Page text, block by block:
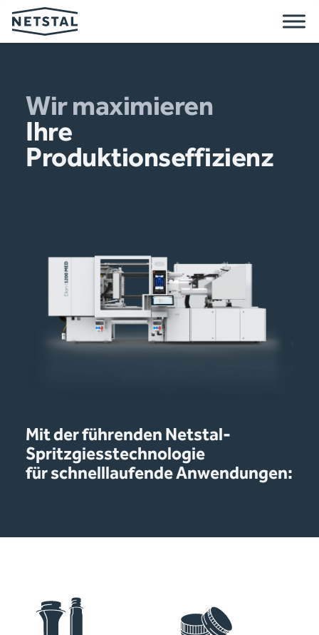
Wir maximieren
Ihre
Produktionseffizienz
Mit der führenden Netstal-
Spritzgiesstechnologie
für schnelllaufende Anwendungen: